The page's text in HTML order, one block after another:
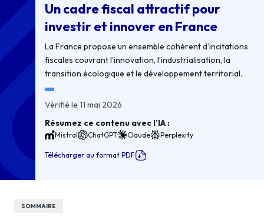
Un cadre fiscal attractif pour
investir et innover en France
La France propose un ensemble cohérent d’incitations
fiscales couvrant l’innovation, l’industrialisation, la
transition écologique et le développement territorial.
Vérifié le 11 mai 2026
Résumez ce contenu avec l’IA :
Mistral ChatGPT Claude Perplexity
Télécharger au format PDF
SOMMAIRE